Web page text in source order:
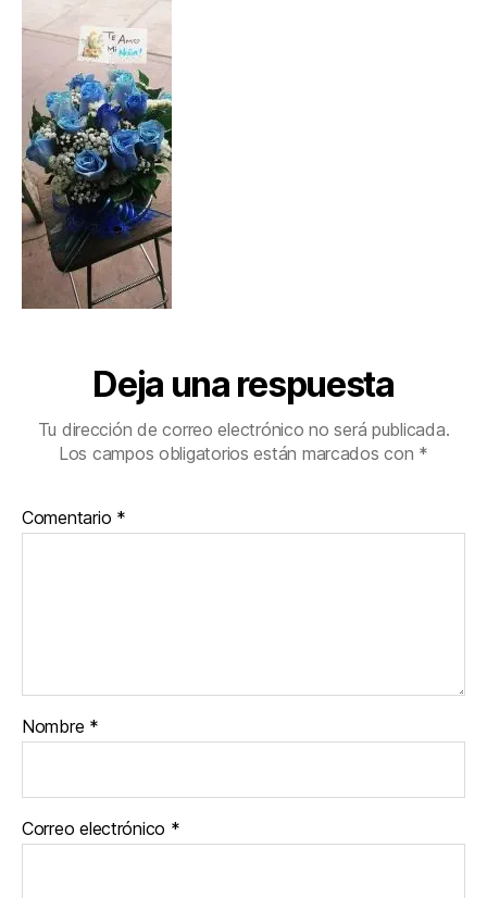
Deja una respuesta
Tu dirección de correo electrónico no será publicada.
Los campos obligatorios están marcados con *
Comentario *
Nombre *
Correo electrónico *